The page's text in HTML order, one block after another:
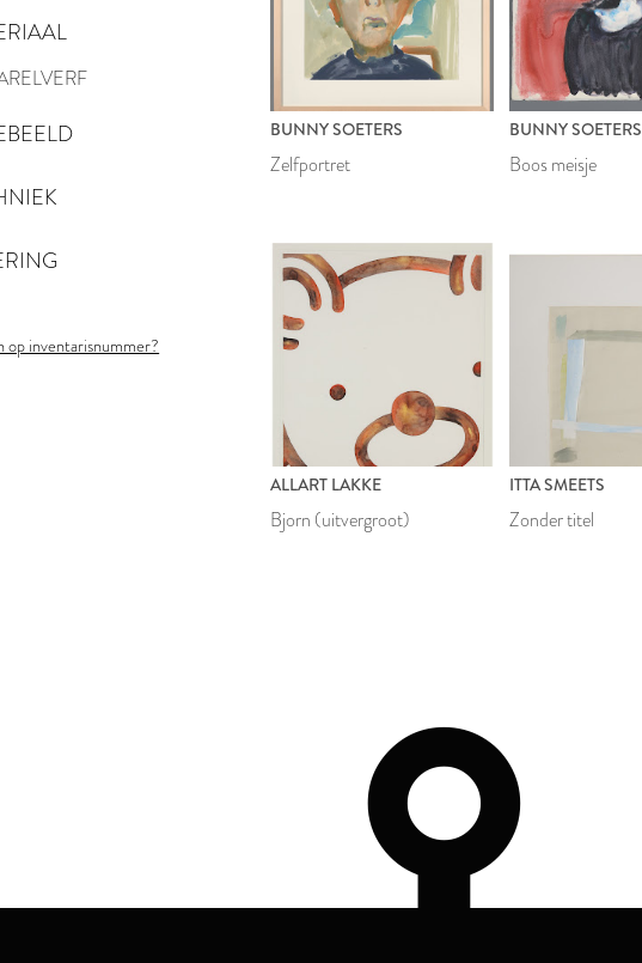
op inventarisnummer?
BUNNY SOETERS
Zelfportret
BUNNY SOETERS
Boos meisje
ALLART LAKKE
Bjorn (uitvergroot)
ITTA SMEETS
Zonder titel